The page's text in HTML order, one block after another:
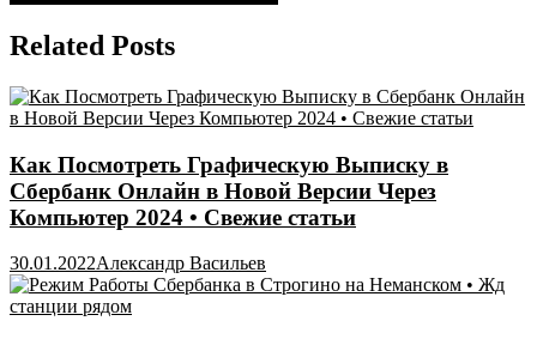
Related Posts
Как Посмотреть Графическую Выписку в
Сбербанк Онлайн в Новой Версии Через
Компьютер 2024 • Свежие статьи
30.01.2022Александр Васильев